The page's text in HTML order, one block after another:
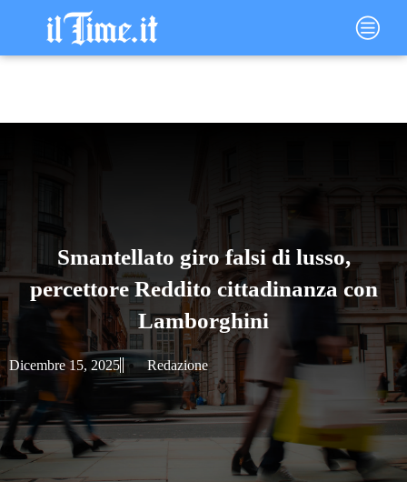
contenuto
Main
Menu
Smantellato giro falsi di lusso,
percettore Reddito cittadinanza con
Lamborghini
Dicembre 15, 2025 Redazione